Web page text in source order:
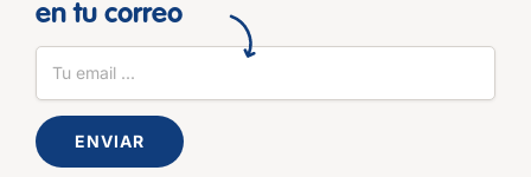
en tu correo
ENVIAR